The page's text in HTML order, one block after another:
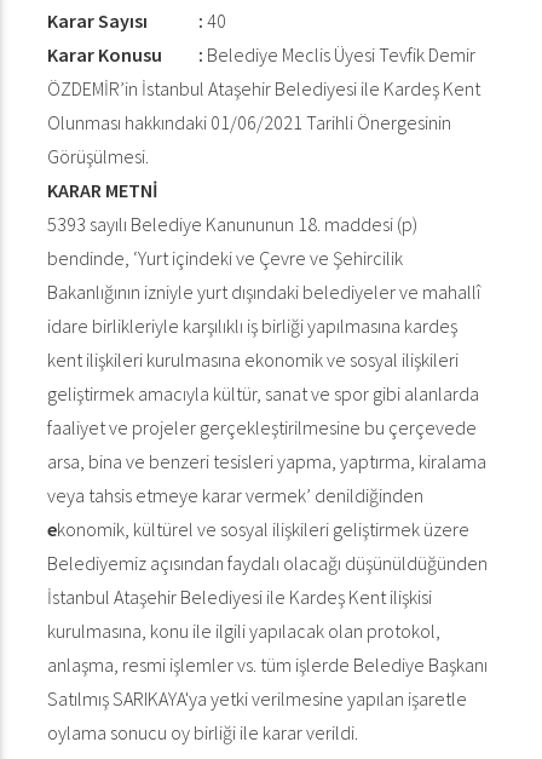
Karar Sayısı : 40
Karar Konusu : Belediye Meclis Üyesi Tevfik Demir
ÖZDEMİR’in İstanbul Ataşehir Belediyesi ile Kardeş Kent
Olunması hakkındaki 01/06/2021 Tarihli Önergesinin
Görüşülmesi.
KARAR METNİ
5393 sayılı Belediye Kanununun 18. maddesi (p)
bendinde, ‘Yurt içindeki ve Çevre ve Şehircilik
Bakanlığının izniyle yurt dışındaki belediyeler ve mahallî
idare birlikleriyle karşılıklı iş birliği yapılmasına kardeş
kent ilişkileri kurulmasına ekonomik ve sosyal ilişkileri
geliştirmek amacıyla kültür, sanat ve spor gibi alanlarda
faaliyet ve projeler gerçekleştirilmesine bu çerçevede
arsa, bina ve benzeri tesisleri yapma, yaptırma, kiralama
veya tahsis etmeye karar vermek’ denildiğinden
ekonomik, kültürel ve sosyal ilişkileri geliştirmek üzere
Belediyemiz açısından faydalı olacağı düşünüldüğünden
İstanbul Ataşehir Belediyesi ile Kardeş Kent ilişkisi
kurulmasına, konu ile ilgili yapılacak olan protokol,
anlaşma, resmi işlemler vs. tüm işlerde Belediye Başkanı
Satılmış SARIKAYA'ya yetki verilmesine yapılan işaretle
oylama sonucu oy birliği ile karar verildi.